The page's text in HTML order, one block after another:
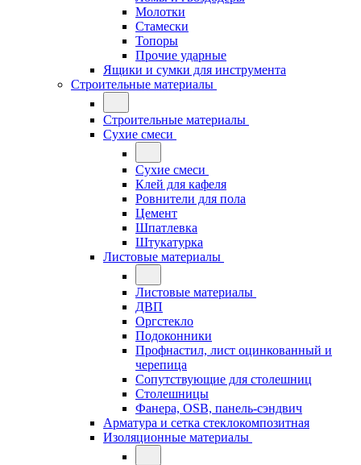
Молотки
Стамески
Топоры
Прочие ударные
Ящики и сумки для инструмента
Строительные материалы
Строительные материалы
Сухие смеси
Сухие смеси
Клей для кафеля
Ровнители для пола
Цемент
Шпатлевка
Штукатурка
Листовые материалы
Листовые материалы
ДВП
Оргстекло
Подоконники
Профнастил, лист оцинкованный и
черепица
Сопутствующие для столешниц
Столешницы
Фанера, OSB, панель-сэндвич
Арматура и сетка стеклокомпозитная
Изоляционные материалы